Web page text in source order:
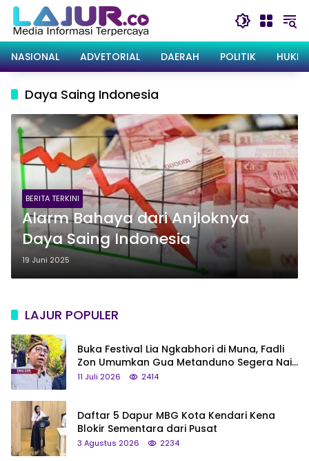
Langsung
konten
NASIONAL
ADVETORIAL DAERAH POLITIK
Daya Saing Indonesia
BERITA TERKINI
Alarm Bahaya dari Anjloknya
Daya Saing Indonesia
19 Juni 2025
LAJUR POPULER
Buka Festival Lia Ngkabhori di Muna, Fadli
Zon Umumkan Gua Metanduno Segera Naik
Status Jadi Cagar Budaya Nasional
11 Juli 2026 2414
Daftar 5 Dapur MBG Kota Kendari Kena
Blokir Sementara dari Pusat
3 Agustus 2026 2234